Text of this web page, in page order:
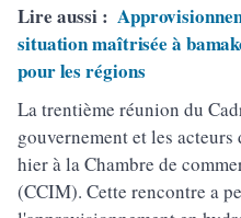
Lire aussi :
situation maîtrisée à
pour les régions
La trentième réunion du
gouvernement et les
hier à la Chambre de
(CCIM). Cette rencontre a